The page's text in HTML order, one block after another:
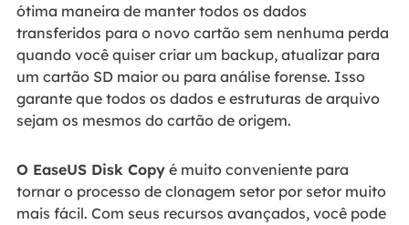
ótima maneira de manter todos os dados
transferidos para o novo cartão sem nenhuma perda
quando você quiser criar um backup, atualizar para
um cartão SD maior ou para análise forense. Isso
garante que todos os dados e estruturas de arquivo
sejam os mesmos do cartão de origem.
O EaseUS Disk Copyé muito conveniente para
tornar o processo de clonagem setor por setor muito
mais fácil. Com seus recursos avançados, você pode